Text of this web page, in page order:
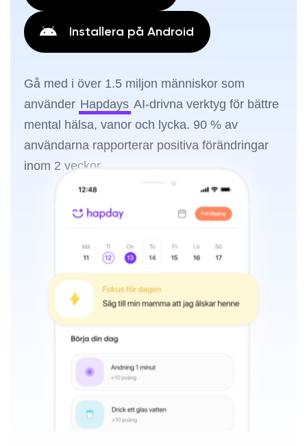
Installera på Android
Gå med i över 1.5 miljon människor som
använder Hapdays AI-drivna verktyg för bättre
mental hälsa, vanor och lycka. 90 % av
användarna rapporterar positiva förändringar
inom 2 veckor.